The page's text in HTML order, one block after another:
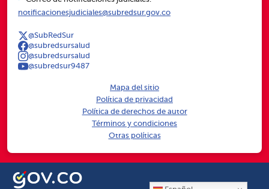
notificacionesjudiciales@subredsur.gov.co
@SubRedSur
@subredsursalud
@subredsursalud
@subredsur9487
Mapa del sitio
Política de privacidad
Política de derechos de autor
Términos y condiciones
Otras políticas